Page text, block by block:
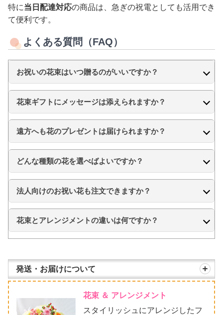
特に当日配達対応の商品は、急ぎの祝電としても活用でき
て便利です。
よくある質問（FAQ）
お祝いの花束はいつ贈るのがいいですか？
花束ギフトにメッセージは添えられますか？
遠方へも花のプレゼントは届けられますか？
どんな種類の花を選べばよいですか？
法人向けのお祝い花も注文できますか？
花束とアレンジメントの違いは何ですか？
発送・お届けについて
花束 ＆ アレンジメント
スタイリッシュにアレンジしたフ